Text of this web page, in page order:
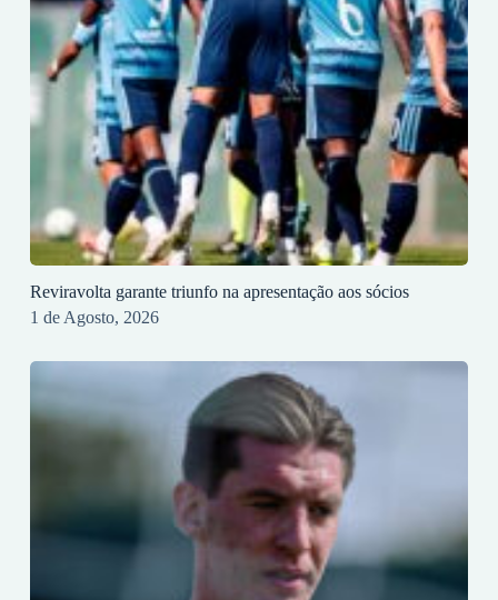
Reviravolta garante triunfo na apresentação aos sócios
1 de Agosto, 2026